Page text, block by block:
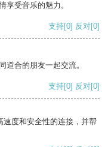
享受音乐的魅力。
支持[0] 反对[0]
道合的朋友一起交流。
支持[0] 反对[0]
度和安全性的连接，并帮